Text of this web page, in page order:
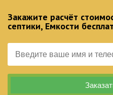
Закажите расчёт
септики, Емкости